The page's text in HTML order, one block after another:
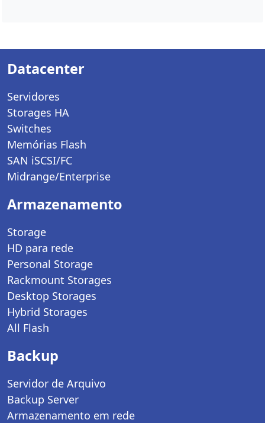
Datacenter
Servidores
Storages HA
Switches
Memórias Flash
SAN iSCSI/FC
Midrange/Enterprise
Armazenamento
Storage
HD para rede
Personal Storage
Rackmount Storages
Desktop Storages
Hybrid Storages
All Flash
Backup
Servidor de Arquivo
Backup Server
Armazenamento em rede